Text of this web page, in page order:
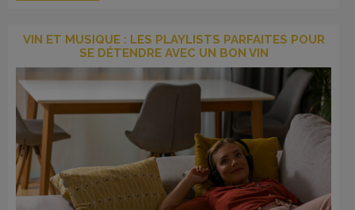
VIN ET MUSIQUE : LES PLAYLISTS PARFAITES POUR
SE DÉTENDRE AVEC UN BON VIN